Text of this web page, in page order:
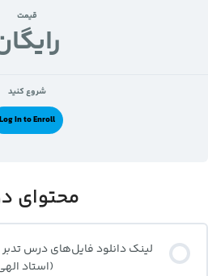
قیمت
شروع کنید
Log In to Enroll
محتوای
لینک دانلود فایل‌های درس تدبر
(استاد